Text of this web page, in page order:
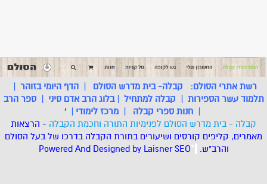
רשת אתרי הסולם: קבלה- בית מדרש הסולם |הדף היומי בזוהר |
תלמוד עשר הספירות | קבלה למתחיל |בלוג הרב אדם סיני |ספר הרב
| חנות ספרי קבלה | מרכז לימודי |
'
קבלה - בית מדרש הסולם לפנימיות התורה וחכמת הקבלה - הרצאות
מאמרים, קליפים קורסים ושיעורים בתורת הקבלה בדרכו של בעל הסולם
והרב"ש. *
Powered And Designed by LaisnerSEO